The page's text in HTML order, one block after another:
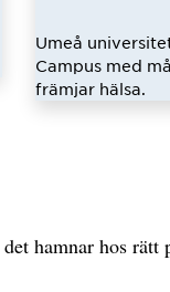
Umeå
Campus med
främjar hälsa.
hamnar hos rätt